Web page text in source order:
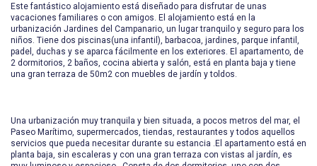
Este fantástico alojamiento está diseñado para disfrutar de unas
vacaciones familiares o con amigos. El alojamiento está en la
urbanización Jardines del Campanario, un lugar tranquilo y seguro para los
niños. Tiene dos piscinas(una infantil), barbacoa, jardines, parque infantil,
padel, duchas y se aparca fácilmente en los exteriores. El apartamento, de
2 dormitorios, 2 baños, cocina abierta y salón, está en planta baja y tiene
una gran terraza de 50m2 con muebles de jardín y toldos.
Una urbanización muy tranquila y bien situada, a pocos metros del mar, el
Paseo Marítimo, supermercados, tiendas, restaurantes y todos aquellos
servicios que pueda necesitar durante su estancia .El apartamento está en
planta baja, sin escaleras y con una gran terraza con vistas al jardín, es